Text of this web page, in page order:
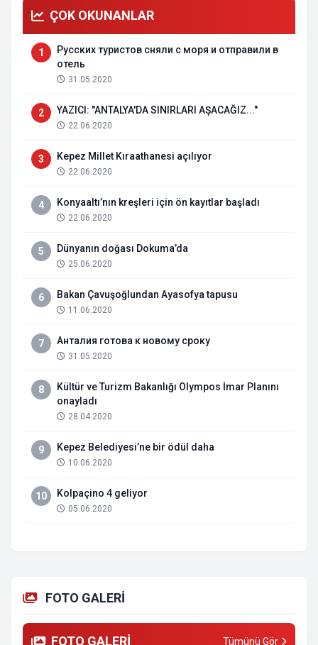
ÇOK OKUNANLAR
1
Русских туристов сняли с моря и отправили в
отель
31.05.2020
2 YAZICI: "ANTALYA'DA SINIRLARI AŞACAĞIZ..."
22.06.2020
3 Kepez Millet Kıraathanesi açılıyor
22.06.2020
4 Konyaaltı’nın kreşleri için ön kayıtlar başladı
22.06.2020
5 Dünyanın doğası Dokuma’da
25.06.2020
6 Bakan Çavuşoğlundan Ayasofya tapusu
11.06.2020
7 Анталия готова к новому сроку
31.05.2020
8
Kültür ve Turizm Bakanlığı Olympos İmar Planını
onayladı
28.04.2020
9 Kepez Belediyesi’ne bir ödül daha
10.06.2020
10 Kolpaçino 4 geliyor
05.06.2020
FOTO GALERİ
FOTO GALERİ Tümünü Gör